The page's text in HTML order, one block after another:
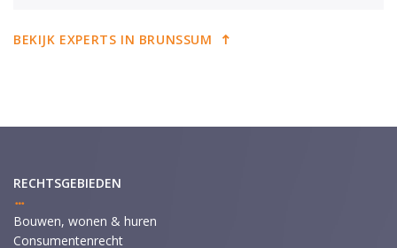
BEKIJK EXPERTS IN BRUNSSUM
RECHTSGEBIEDEN
Bouwen, wonen & huren
Consumentenrecht